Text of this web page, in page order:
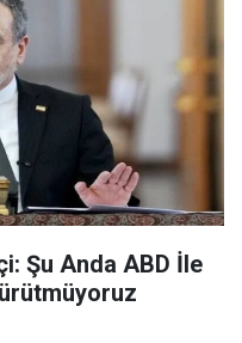
Şu Anda ABD İle